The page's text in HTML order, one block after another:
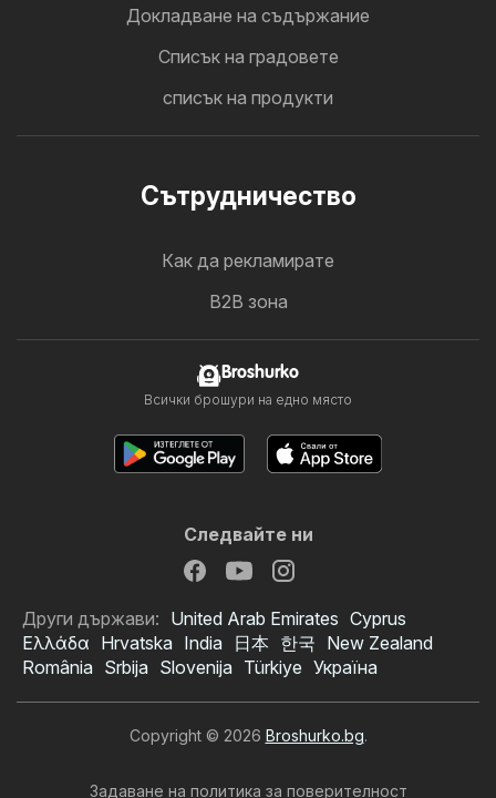
Докладване на съдържание
Cписък на градовете
списък на продукти
Cътрудничество
Как да рекламирате
B2B зона
Broshurko
Всички брошури на едно място
Следвайте ни
Други държави: United Arab Emirates Cyprus
Ελλάδα Hrvatska India 日本 한국 New Zealand
România Srbija Slovenija Türkiye Україна
Copyright © 2026 Broshurko.bg.
Задаване на политика за поверителност